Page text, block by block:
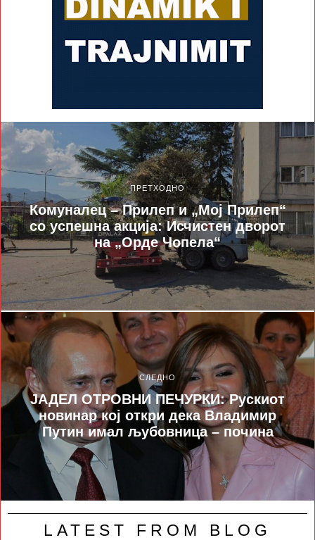
ПРЕТХОДНО
Комуналец – Прилеп и „Мој Прилеп“
со успешна акција: Исчистен дворот
на „Орде Чопела“
СЛЕДНО
ЈАДЕЛ ОТРОВНИ ПЕЧУРКИ: Рускиот
новинар кој откри дека Владимир
Путин имал љубовница – почина
LATEST FROM BLOG